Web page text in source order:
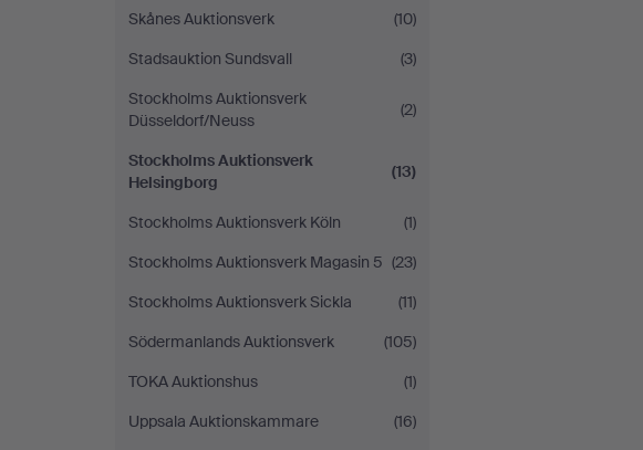
Skånes Auktionsverk
(10)
Stadsauktion Sundsvall
(3)
Stockholms Auktionsverk
Düsseldorf/Neuss
(2)
Stockholms Auktionsverk
Helsingborg
(13)
Stockholms Auktionsverk Köln
(1)
Stockholms Auktionsverk Magasin 5 (23)
Stockholms Auktionsverk Sickla
(11)
Södermanlands Auktionsverk
(105)
TOKA Auktionshus
(1)
Uppsala Auktionskammare
(16)